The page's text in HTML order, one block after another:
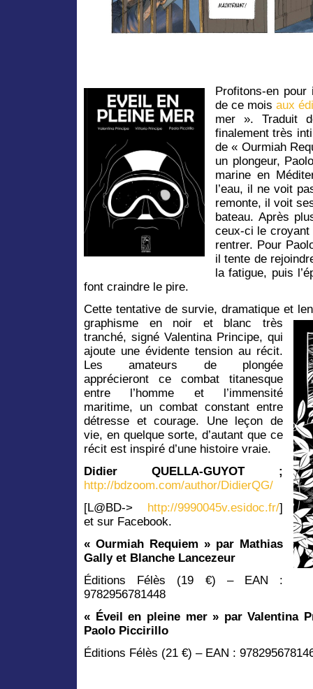
Profitons-en pour
de ce moisaux
mer ». Traduit
finalement très
de « Ourmiah
un plongeur,
marine en
l’eau, il ne voit
remonte, il voit
bateau. Après
ceux-ci le croyant
rentrer. Pour
il tente de
la fatigue, puis
font craindre le pire.
Cette tentative de survie, dramatique et
graphisme en noir et blanc très
tranché, signé Valentina Principe, qui
ajoute une évidente tension au récit.
Les amateurs de plongée
apprécieront ce combat titanesque
entre l’homme et l’immensité
maritime, un combat constant entre
détresse et courage. Une leçon de
vie, en quelque sorte, d’autant que ce
récit est inspiré d’une histoire vraie.
Didier QUELLA-GUYOT ;
http://bdzoom.com/author/DidierQG/
[L@BD->
http://9990045v.esidoc.fr/]
et sur Facebook.
« Ourmiah Requiem » par Mathias
Gally et Blanche Lancezeur
Éditions Félès (19 €) – EAN :
9782956781448
« Éveil en pleine mer » par Valentina
Paolo Piccirillo
Éditions Félès (21 €) – EAN :